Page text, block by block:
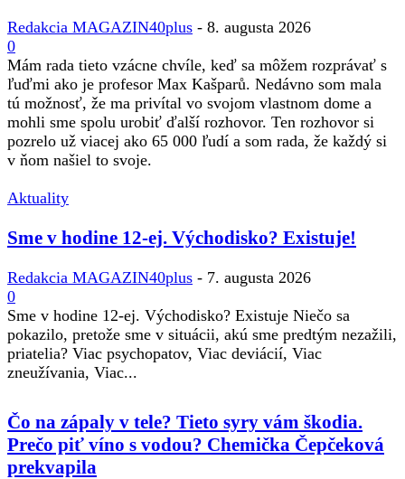
Redakcia MAGAZIN40plus - 8. augusta 2026
0
Mám rada tieto vzácne chvíle, keď sa môžem rozprávať s
ľuďmi ako je profesor Max Kašparů. Nedávno som mala
tú možnosť, že ma privítal vo svojom vlastnom dome a
mohli sme spolu urobiť ďalší rozhovor. Ten rozhovor si
pozrelo už viacej ako 65 000 ľudí a som rada, že každý si
v ňom našiel to svoje.
Aktuality
Sme v hodine 12-ej. Východisko? Existuje!
Redakcia MAGAZIN40plus - 7. augusta 2026
0
Sme v hodine 12-ej. Východisko? Existuje Niečo sa
pokazilo, pretože sme v situácii, akú sme predtým nezažili,
priatelia? Viac psychopatov, Viac deviácií, Viac
zneužívania, Viac...
Čo na zápaly v tele? Tieto syry vám škodia.
Prečo piť víno s vodou? Chemička Čepčeková
prekvapila